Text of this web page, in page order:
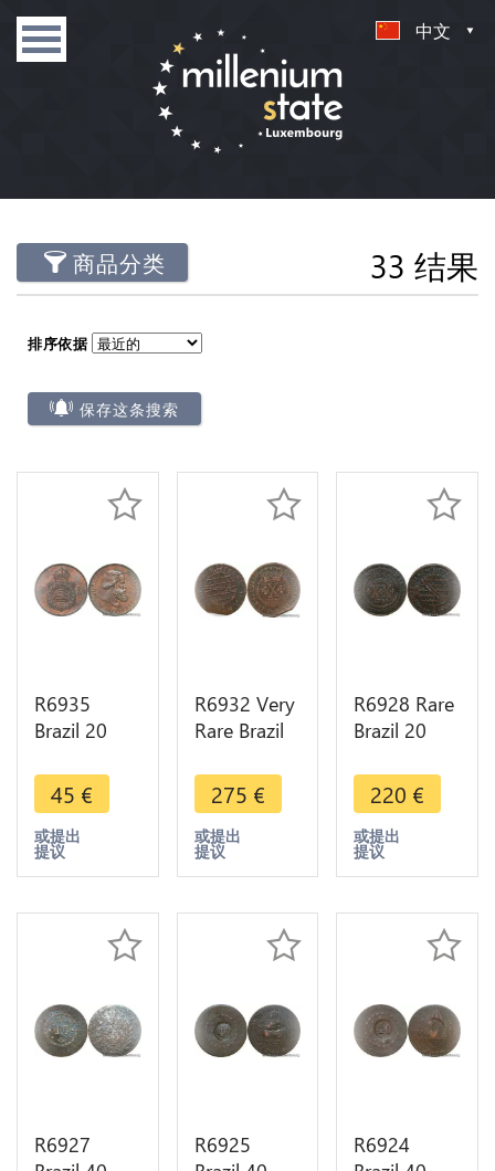
中文
商品分类 33 结果
排序依据
保存这条搜索
R6935
Brazil 20
II 1869 AU -
> Make
offer
45 €
或提出
提议
R6932 Very
Rare Brazil
Joao Prince
Regent
1806 No
Mint Lisboa
275 €
或提出
提议
R6928 Rare
Brazil 20
1799 ->
Make offer
220 €
或提出
提议
R6927
R6925
R6924